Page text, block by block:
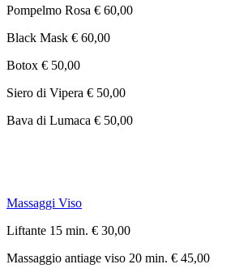
Pompelmo Rosa € 60,00
Black Mask € 60,00
Botox € 50,00
Siero di Vipera € 50,00
Bava di Lumaca € 50,00
Massaggi Viso
Liftante 15 min. € 30,00
Massaggio antiage viso 20 min. € 45,00